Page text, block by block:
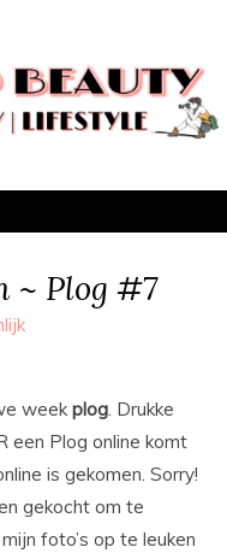
~ Plog #7
weekplog. Drukke
een Plog online komt
is gekomen. Sorry!
gekocht om te
foto’s op te leuken